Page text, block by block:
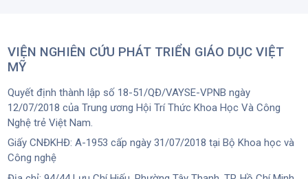
VIỆN NGHIÊN CỨU PHÁT TRIỂN GIÁO DỤC VIỆT
MỸ
Quyết định thành lập số 18-51/QĐ/VAYSE-VPNB ngày
12/07/2018 của Trung ương Hội Trí Thức Khoa Học Và Công
Nghệ trẻ Việt Nam.
Giấy CNĐKHĐ: A-1953 cấp ngày 31/07/2018 tại Bộ Khoa học và
Công nghệ